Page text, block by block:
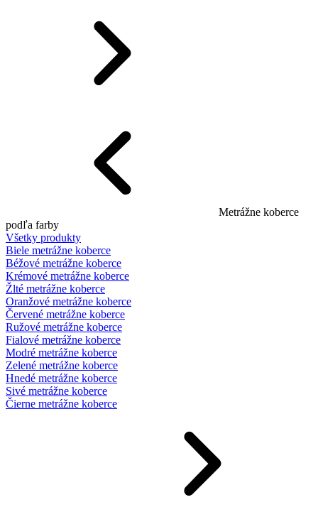
Metrážne koberce
podľa farby
Všetky produkty
Biele metrážne koberce
Béžové metrážne koberce
Krémové metrážne koberce
Žlté metrážne koberce
Oranžové metrážne koberce
Červené metrážne koberce
Ružové metrážne koberce
Fialové metrážne koberce
Modré metrážne koberce
Zelené metrážne koberce
Hnedé metrážne koberce
Sivé metrážne koberce
Čierne metrážne koberce